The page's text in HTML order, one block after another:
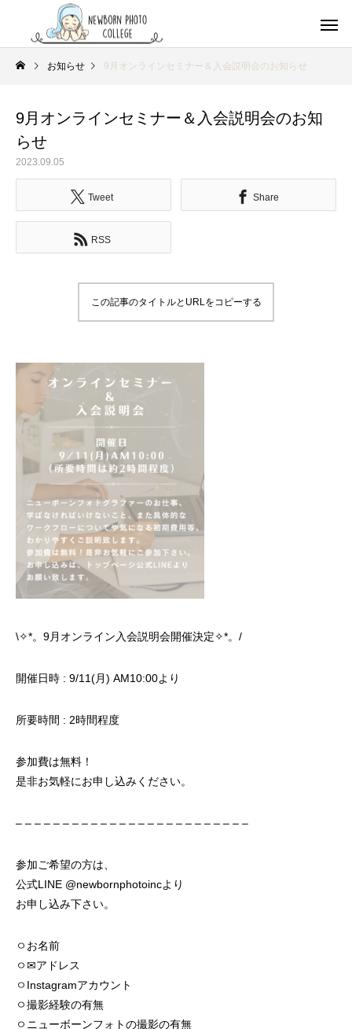
お知らせ 9月オンラインセミナー＆入会説明会のお知らせ
9月オンラインセミナー＆入会説明会のお知
らせ
2023.09.05
Tweet Share
RSS
この記事のタイトルとURLをコピーする
\✧*。9月オンライン入会説明会開催決定✧*。/
開催日時 : 9/11(月) AM10:00より
所要時間 : 2時間程度
参加費は無料！
是非お気軽にお申し込みください。
– – – – – – – – – – – – – – – – – – – – – – – – –
参加ご希望の方は、
公式LINE @newbornphotoincより
お申し込み下さい。
ㅇお名前
ㅇ✉︎アドレス
ㅇInstagramアカウント
ㅇ撮影経験の有無
ㅇニューボーンフォトの撮影の有無